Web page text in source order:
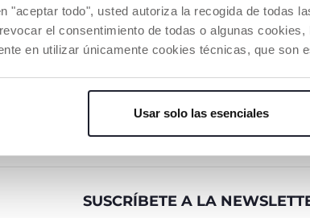
"aceptar todo", usted autoriza la recogida de todas
el consentimiento de todas o algunas
en utilizar únicamente cookies técnicas, que son
Usar solo las esenciales
SABER EN LA VIGÉSIMA SÉPTIMA
elegir el hospital donde quieres dar a
de donar el cordón umbilical y si piensas
es bueno pensar cuándo quieres empezar
SUSCRÍBETE A LA